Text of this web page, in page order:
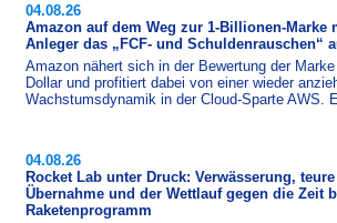
04.08.26
Amazon auf dem Weg zur 1-Billionen-Marke
Anleger das „FCF- und Schuldenrauschen“
Amazon nähert sich in der Bewertung der
Dollar und profitiert dabei von einer wieder
Wachstumsdynamik in der Cloud-​Sparte AWS.
04.08.26
Rocket Lab unter Druck: Verwässerung,
Übernahme und der Wettlauf gegen die Zeit
Raketenprogramm